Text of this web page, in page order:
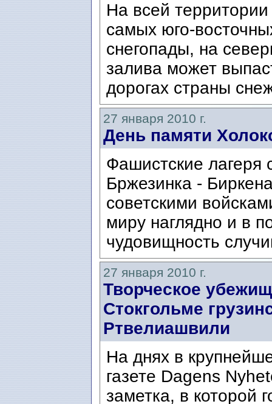
На всей
самых юго-
снегопады, на
залива может
дорогах страны
27 января 2010 г.
День памяти
Фашистские
Бржезинка -
советскими
миру наглядно и в
чудовищность
27 января 2010 г.
Творческое
Стокгольме
Ртвелиашвили
На днях в
газете Dagens
заметка, в которой